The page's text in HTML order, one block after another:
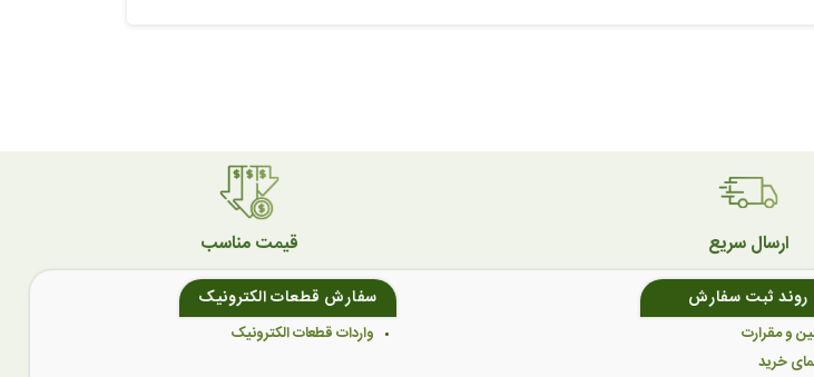
ارسال سریع قیمت مناسب
روند ثبت سفارش
و مقرارت
خرید
سفارش قطعات الکترونیک
واردات قطعات الکترونیک